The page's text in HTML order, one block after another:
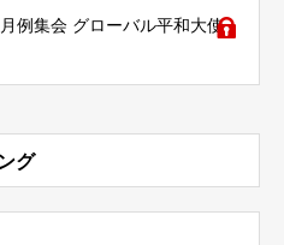
例集会 グローバル平和大使
グ